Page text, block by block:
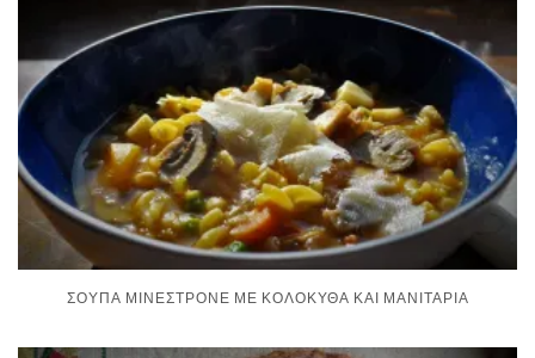
ΣΟΎΠΑ ΜΙΝΕΣΤΡΌΝΕ ΜΕ ΚΟΛΟΚΎΘΑ ΚΑΙ ΜΑΝΙΤΆΡΙΑ